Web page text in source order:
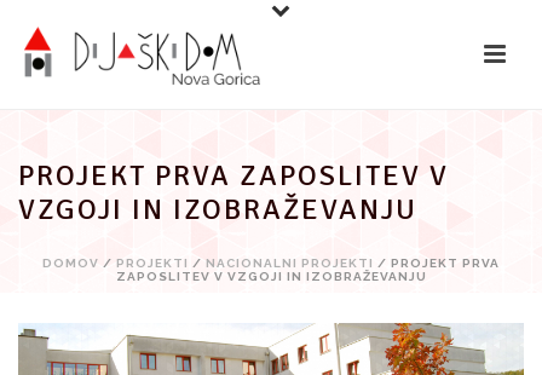
vsebino
PROJEKT PRVA ZAPOSLITEV V
VZGOJI IN IZOBRAŽEVANJU
DOMOV / PROJEKTI / NACIONALNI PROJEKTI / PROJEKT PRVA
ZAPOSLITEV V VZGOJI IN IZOBRAŽEVANJU